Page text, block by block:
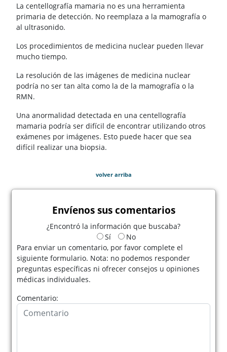
La centellografía mamaria no es una herramienta
primaria de detección. No reemplaza a la mamografía o
al ultrasonido.
Los procedimientos de medicina nuclear pueden llevar
mucho tiempo.
La resolución de las imágenes de medicina nuclear
podría no ser tan alta como la de la mamografía o la
RMN.
Una anormalidad detectada en una centellografía
mamaria podría ser difícil de encontrar utilizando otros
exámenes por imágenes. Esto puede hacer que sea
difícil realizar una biopsia.
volver arriba
Envíenos sus comentarios
¿Encontró la información que buscaba?
Sí
No
Para enviar un comentario, por favor complete el
siguiente formulario. Nota: no podemos responder
preguntas específicas ni ofrecer consejos u opiniones
médicas individuales.
Comentario: